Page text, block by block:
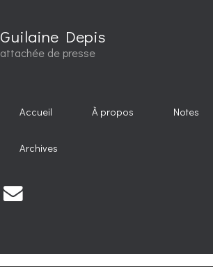
Guilaine Depis
attachée de presse
Accueil À propos Notes
Archives